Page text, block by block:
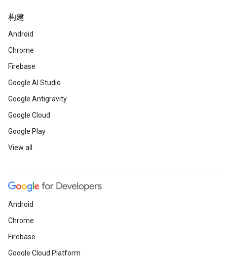
构建
Android
Chrome
Firebase
Google AI Studio
Google Antigravity
Google Cloud
Google Play
View all
Android
Chrome
Firebase
Google Cloud Platform